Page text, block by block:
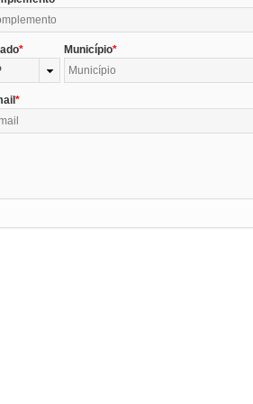
Município